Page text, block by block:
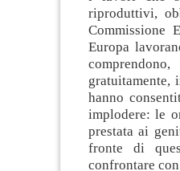
riproduttivi,
Commissione
Europa
hanno
implodere: le
prestata ai
fronte di
confrontare